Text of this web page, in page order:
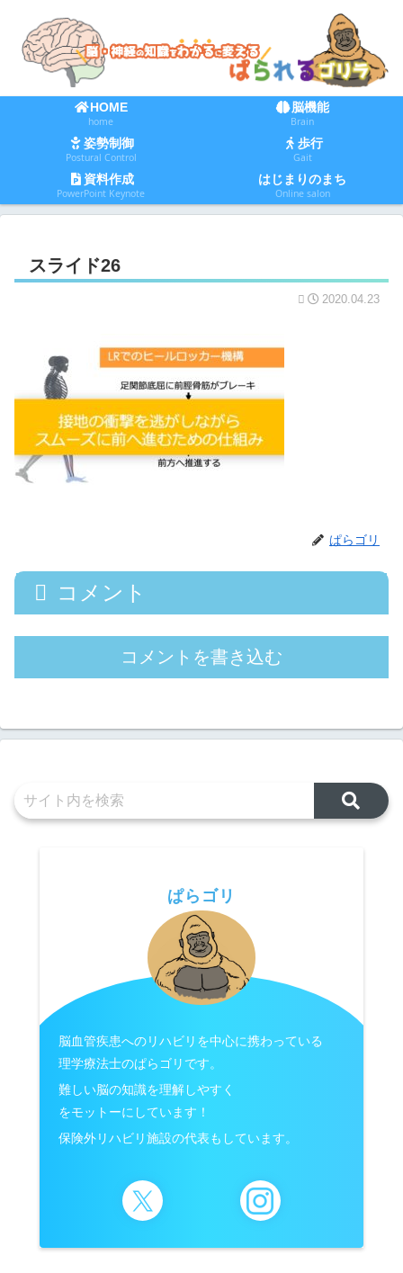
HOME
home
脳機能
Brain
姿勢制御
Postural Control
歩行
Gait
資料作成
PowerPoint Keynote
はじまりのまち
Online salon
スライド26
2020.04.23
ぱらゴリ
コメント
コメントを書き込む
ぱらゴリ
脳血管疾患へのリハビリを中心に携わっている
理学療法士のぱらゴリです。
難しい脳の知識を理解しやすく
をモットーにしています！
保険外リハビリ施設の代表もしています。